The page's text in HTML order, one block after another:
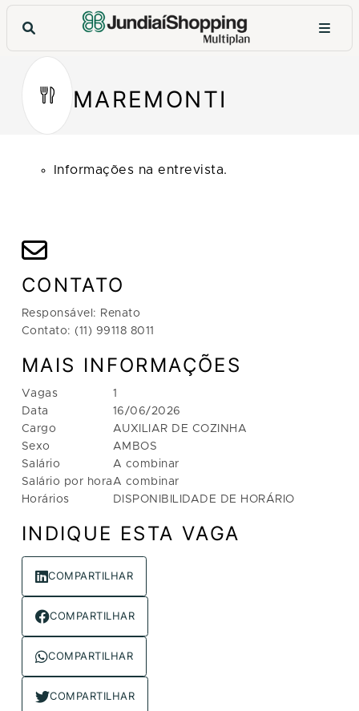
MAREMONTI
CONTATO
Responsável: Renato
Contato: (11) 99118 8011
MAIS INFORMAÇÕES
Vagas
Data
Cargo
Sexo
Salário
Salário por hora
Horários
1
16/06/2026
AUXILIAR DE COZINHA
AMBOS
A combinar
A combinar
DISPONIBILIDADE DE HORÁRIO
INDIQUE ESTA VAGA
COMPARTILHAR
COMPARTILHAR
COMPARTILHAR
COMPARTILHAR
Informações na entrevista.